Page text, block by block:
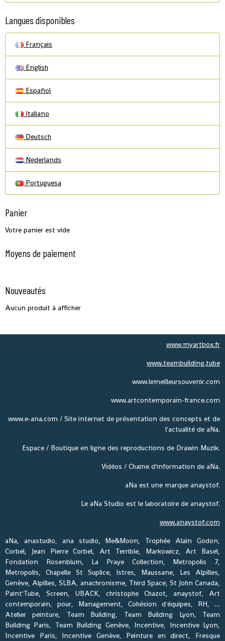
Langues disponibles
Français
English
Español
Italiano
Deutsch
Nederlands
Portuguesa
Panier
Votre panier est vide
Moyens de paiement
Nouveautés
Aucun produit à afficher
www.myartbox.fr
www.teambuilding.tube
www.lemeilleursouvenir.com
www.artcontemporain-france.com
www.e-ana.com / Site internet de présentation des concepts et de
l'actualité de aNa.
Espace / Boutique en ligne des reproductions de Drawin Muzik.
Vidéos / Chaine d'information de aNa.
aNa est une marque anaystof.
Le aNa Studio est le laboratoire de anaystof.
www.anaystof.com
aNa, anastudio, ana studio, Me&Moon, Trophée Alain Godon,
Corbel, Jean Pierre Corbel, Art Terrible, Markowicz, Art Basel,
Fondation Rosenblum, La Praye Collection, Metropolis 7,
Metropolis, Chapelle St Suplice, Istres, Maussane, Les Alpilles,
Genève, Alpilles, SLBA, anachronisme, Third Space, St John Canada,
Paint'Tube, Screen, UBACK, christophe Chazot, anaystof, Art
contemporain, pour, Management, Cohésion d'équipes, RH, …
Atelier peinture, Team Building, Team Building Lyon, Team
Building Paris, Team Building Genève, Incentive, Incentive Lyon,
Incentive Paris, Incentive Genève, Peinture en direct, Fresque